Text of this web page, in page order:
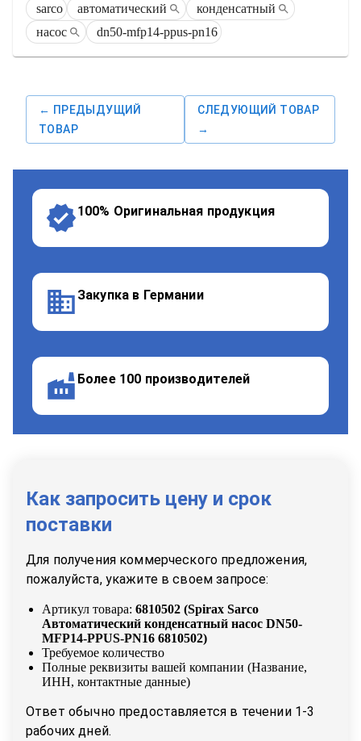
sarco автоматический
конденсатный
насос
dn50-mfp14-ppus-pn16
← ПРЕДЫДУЩИЙ
ТОВАР
СЛЕДУЮЩИЙ ТОВАР
→
100% Оригинальная продукция
Закупка в Германии
Более 100 производителей
Как запросить цену и срок
поставки
Для получения коммерческого предложения,
пожалуйста, укажите в своем запросе:
Артикул товара: 6810502 (Spirax Sarco
Автоматический конденсатный насос DN50-
MFP14-PPUS-PN16 6810502)
Требуемое количество
Полные реквизиты вашей компании (Название,
ИНН, контактные данные)
Ответ обычно предоставляется в течении 1-3
рабочих дней.